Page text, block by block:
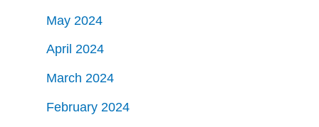
May 2024
April 2024
March 2024
February 2024